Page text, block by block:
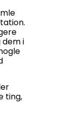
i
ting,